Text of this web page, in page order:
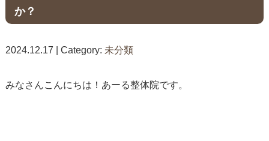
か？
2024.12.17 | Category: 未分類
みなさんこんにちは！あーる整体院です。